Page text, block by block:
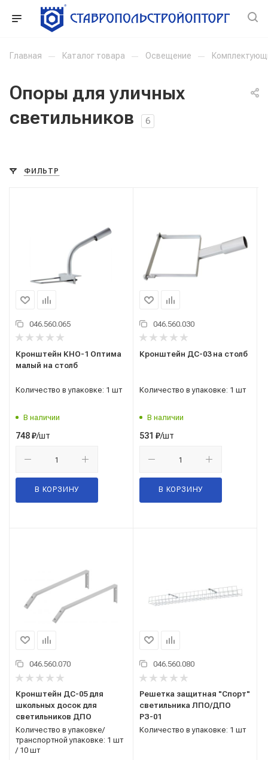
Главная — Каталог товара — Освещение —
Опоры для уличных
светильников
6
ФИЛЬТР
046.560.065
Кронштейн КНО-1 Оптима
малый на столб
Количество в упаковке: 1 шт
В наличии
748₽/шт
В КОРЗИНУ
046.560.030
Кронштейн ДС-03 на столб
Количество в упаковке: 1 шт
В наличии
531 ₽/шт
В КОРЗИНУ
046.560.070
Кронштейн ДС-05 для
школьных досок для
светильников ДПО
Количество в упаковке/
транспортной упаковке: 1 шт
/ 10 шт
046.560.080
Решетка защитная "Спорт"
светильника ЛПО/ДПО
РЗ-01
Количество в упаковке: 1 шт